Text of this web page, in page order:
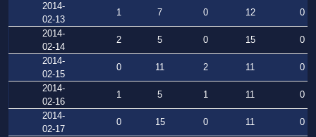
2014-
02-13
1 7 0 12
0
2014-
02-14
2 5 0 15
0
2014-
02-15
0 11 2 11
0
2014-
02-16
1 5 1 11
0
2014-
02-17
0 15 0 11
0